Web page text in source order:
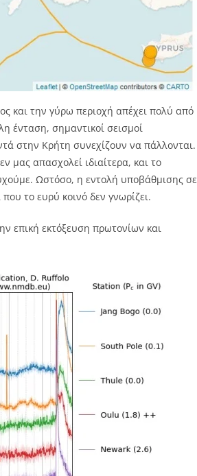
και την γύρω περιοχή απέχει πολύ από
ένταση, σημαντικοί σεισμοί
στην Κρήτη συνεχίζουν να πάλλονται.
μας απασχολεί ιδιαίτερα, και το
Ωστόσο, η εντολή υποβάθμισης σε
το ευρύ κοινό δεν γνωρίζει.
επική εκτόξευση πρωτονίων και